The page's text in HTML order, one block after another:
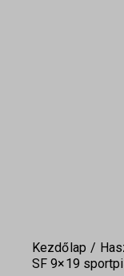
Kezdőlap
SF 9×19